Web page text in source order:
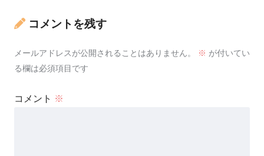
コメントを残す
メールアドレスが公開されることはありません。 ※ が付いてい
る欄は必須項目です
コメント ※